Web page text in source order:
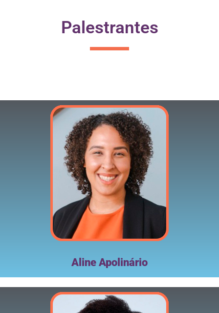
Palestrantes
Aline Apolinário